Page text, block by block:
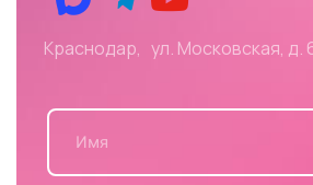
Краснодар, ул. Московская, д.